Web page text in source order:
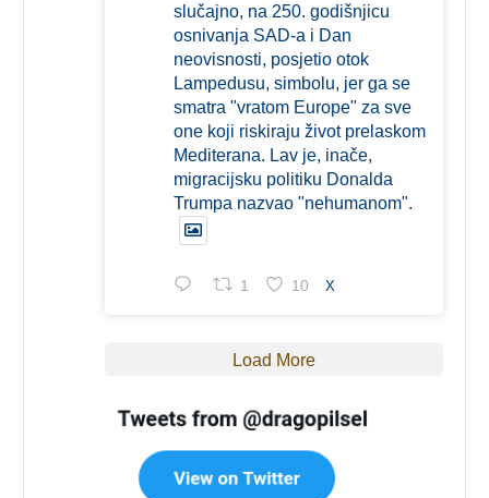
slučajno, na 250. godišnjicu
osnivanja SAD-a i Dan
neovisnosti, posjetio otok
Lampedusu, simbolu, jer ga se
smatra "vratom Europe" za sve
one koji riskiraju život prelaskom
Mediterana. Lav je, inače,
migracijsku politiku Donalda
Trumpa nazvao "nehumanom".
1 10 X
Load More